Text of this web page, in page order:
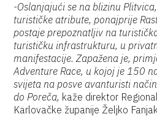
-Oslanjajući se na blizinu
turističke atribute, ponajprije
postaje prepoznatljiv na
turističku infrastrukturu, u
manifestacije. Zapažena je,
Adventure Race, u kojoj je 150
svijeta na posve avanturisti
do Poreča, kaže direktor
Karlovačke županije Željko